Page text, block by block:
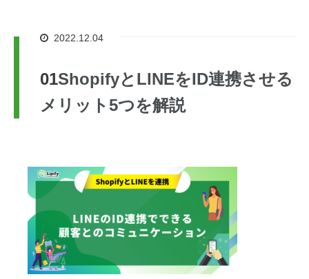
2022.12.04
ShopifyとLINEをID連携させる
メリット5つを解説